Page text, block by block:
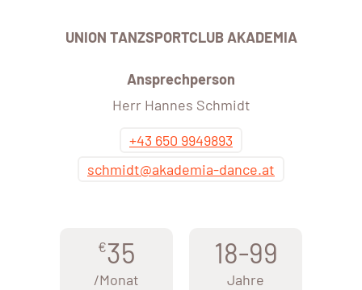
UNION TANZSPORTCLUB AKADEMIA
Ansprechperson
Herr Hannes Schmidt
+43 650 9949893
schmidt@akademia-dance.at
€35
/Monat
18-99
Jahre